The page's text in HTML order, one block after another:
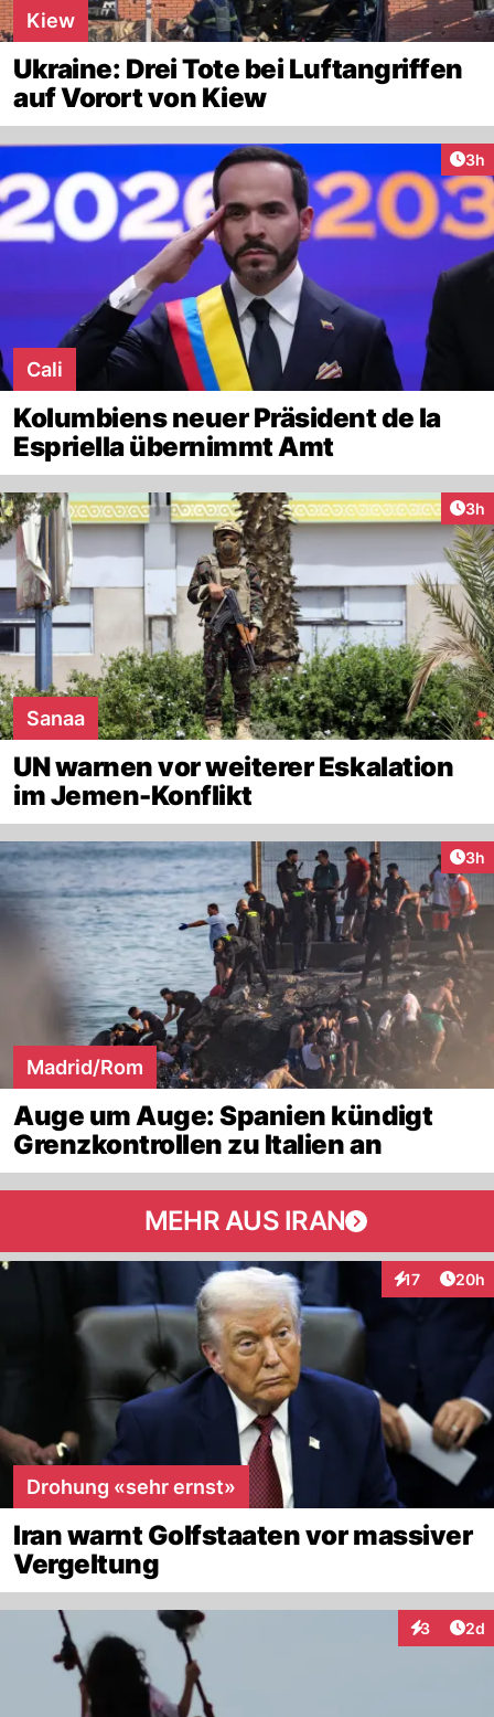
Kiew
Ukraine: Drei Tote bei Luftangriffen
auf Vorort von Kiew
3h
Cali
Kolumbiens neuer Präsident de la
Espriella übernimmt Amt
3h
Sanaa
UN warnen vor weiterer Eskalation
im Jemen-Konflikt
3h
Madrid/Rom
Auge um Auge: Spanien kündigt
Grenzkontrollen zu Italien an
MEHR AUS IRAN
17
Interaktionen
20h
Drohung «sehr ernst»
Iran warnt Golfstaaten vor massiver
Vergeltung
3 2d